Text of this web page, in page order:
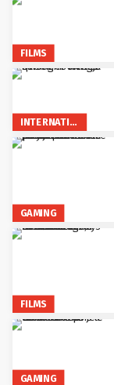
FILMS
INTERNATIONAL
GAMING
FILMS
GAMING